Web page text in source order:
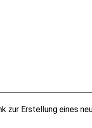
zur Erstellung eines